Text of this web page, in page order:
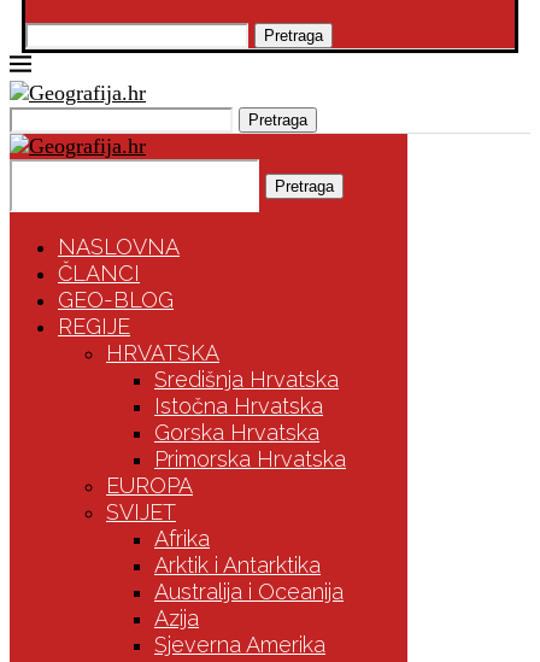
Pretraga
Pretraga
Pretraga
NASLOVNA
ČLANCI
GEO-BLOG
REGIJE
HRVATSKA
Središnja Hrvatska
Istočna Hrvatska
Gorska Hrvatska
Primorska Hrvatska
EUROPA
SVIJET
Afrika
Arktik i Antarktika
Australija i Oceanija
Azija
Sjeverna Amerika